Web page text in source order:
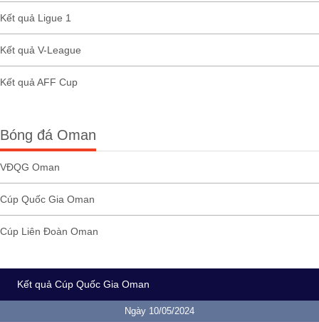
Kết quả Ligue 1
Kết quả V-League
Kết quả AFF Cup
Bóng đá Oman
VĐQG Oman
Cúp Quốc Gia Oman
Cúp Liên Đoàn Oman
Kết quả Cúp Quốc Gia Oman
Ngày 10/05/2024